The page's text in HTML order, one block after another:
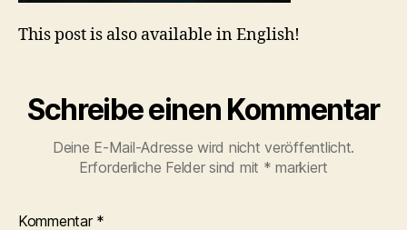
This post is also available in English!
Schreibe einen Kommentar
Deine E-Mail-Adresse wird nicht veröffentlicht.
Erforderliche Felder sind mit * markiert
Kommentar *